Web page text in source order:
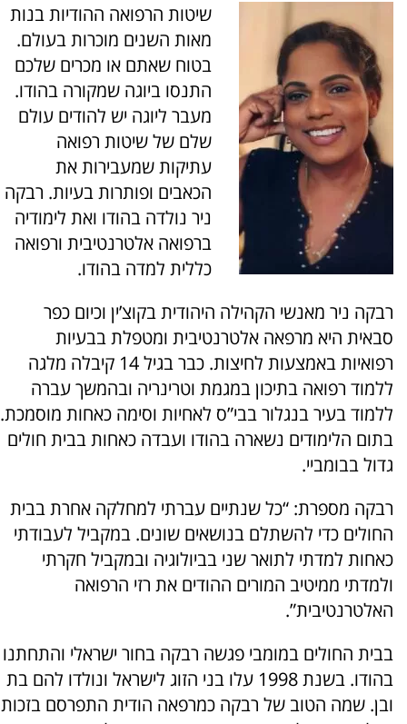
שיטות הרפואה ההודיות בנות
מאות השנים מוכרות בעולם.
בטוח שאתם או מכרים שלכם
התנסו ביוגה שמקורה בהודו.
מעבר ליוגה יש להודים עולם
שלם של שיטות רפואה
עתיקות שמעבירות את
הכאבים ופותרות בעיות. רבקה
ניר נולדה בהודו ואת לימודיה
ברפואה אלטרנטיבית ורפואה
כללית למדה בהודו.
רבקה ניר מאנשי הקהילה היהודית בקוצ’ין וכיום כפר
סבאית היא מרפאה אלטרנטיבית ומטפלת בבעיות
רפואיות באמצעות לחיצות. כבר בגיל 14 קיבלה מלגה
ללמוד רפואה בתיכון במגמת וטרינריה ובהמשך עברה
ללמוד בעיר בנגלור בבי”ס לאחיות וסימה כאחות מוסמכת.
בתום הלימודים נשארה בהודו ועבדה כאחות בבית חולים
גדול בבומביי.
רבקה מספרת: “כל שנתיים עברתי למחלקה אחרת בבית
החולים כדי להשתלם בנושאים שונים. במקביל לעבודתי
כאחות למדתי לתואר שני בביולוגיה ובמקביל חקרתי
ולמדתי ממיטיב המורים ההודים את רזי הרפואה
האלטרנטיבית”.
בבית החולים במומבי פגשה רבקה בחור ישראלי והתחתנו
בהודו. בשנת 1998 עלו בני הזוג לישראל ונולדו להם בת
ובן. שמה הטוב של רבקה כמרפאה הודית התפרסם בזכות